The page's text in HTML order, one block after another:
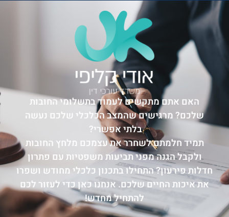
האם אתם מתקשים לעמוד בתשלומי החובות
שלכם? מרגישים שהמצב הכלכלי שלכם נעשה
בלתי אפשרי?
תמיד חלמתם לשחרר את עצמכם מלחץ החובות
ולקבל הגנה מפני תביעות משפטיות עם פתרון
חדלות פירעון? התחילו בתכנון כלכלי מחודש ושפרו
את איכות החיים שלכם. אנחנו כאן כדי לעזור לכם
להתחיל מחדש!